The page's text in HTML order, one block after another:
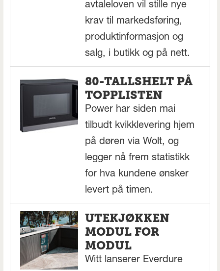
avtaleloven vil stille nye
krav til markedsføring,
produktinformasjon og
salg, i butikk og på nett.
80-TALLSHELT PÅ
TOPPLISTEN
Power har siden mai
tilbudt kvikklevering hjem
på døren via Wolt, og
legger nå frem statistikk
for hva kundene ønsker
levert på timen.
UTEKJØKKEN
MODUL FOR
MODUL
Witt lanserer Everdure